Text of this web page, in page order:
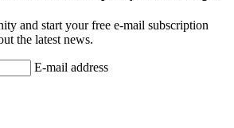
and start your free e-mail subscription
the latest news.
E-mail address